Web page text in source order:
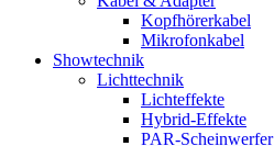
Kopfhörerkabel
Mikrofonkabel
Showtechnik
Lichttechnik
Lichteffekte
Hybrid-Effekte
PAR-Scheinwerfer